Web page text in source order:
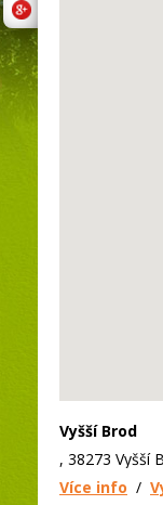
Vyšší Brod
, 38273 Vyšší
Více info /